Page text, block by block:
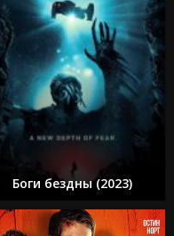
Боги бездны (2023)